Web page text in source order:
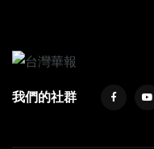
我們的社群